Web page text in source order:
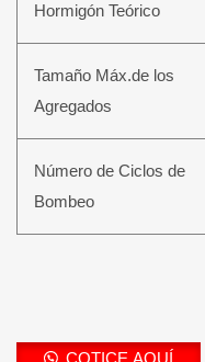
Hormigón Teórico
Tamaño Máx.de los
Agregados
Número de Ciclos de
Bombeo
COTICE AQUÍ